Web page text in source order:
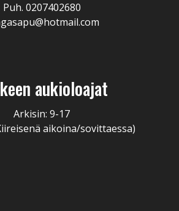
Puh. 0207402680
aukioloajat
Arkisin: 9-17
aikoina/sovittaessa)